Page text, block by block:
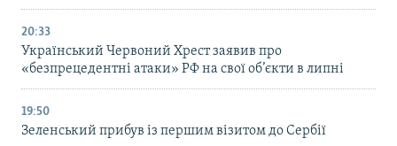
20:33
Український Червоний Хрест заявив про
«безпрецедентні атаки» РФ на свої об’єкти в липні
19:50
Зеленський прибув із першим візитом до Сербії